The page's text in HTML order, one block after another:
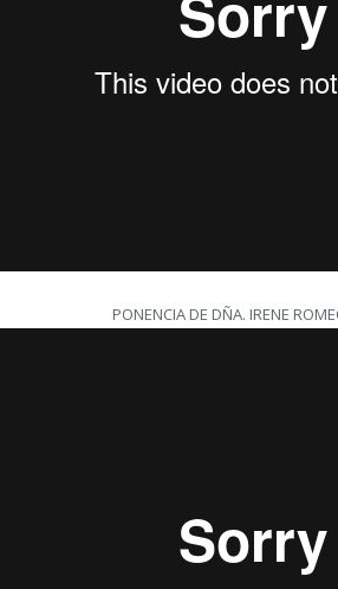
PONENCIA DE DÑA. IRENE